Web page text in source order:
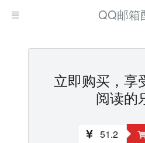
QQ邮箱
立即购买，享
阅读的
51.2